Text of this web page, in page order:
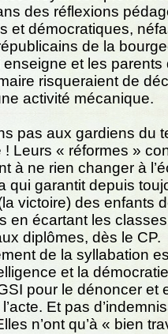
des réflexions
et démocratiques,
de la
enseigne et les parents
risqueraient de
activité mécanique.
pas aux gardiens du
! Leurs « réformes »
à ne rien changer à
qui garantit depuis
victoire) des enfants
en écartant les
diplômes, dès le CP.
de la syllabation
et la
pour le dénoncer et
Et pas
n’ont qu’à « bien